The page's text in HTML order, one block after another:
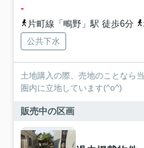
-
片町線「鴫野」駅 徒歩6分
公共下水
土地購入の際、売地のことなら
圏内に立地しています(^o^)
販売中の区画